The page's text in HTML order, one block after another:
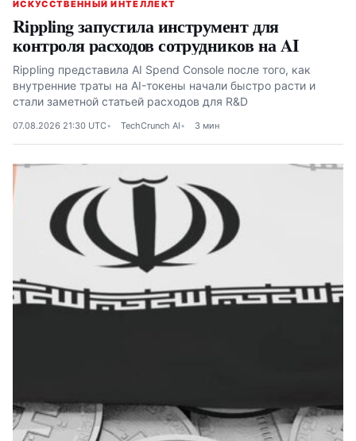
ИСКУССТВЕННЫЙ ИНТЕЛЛЕКТ
Rippling запустила инструмент для
контроля расходов сотрудников на AI
Rippling представила AI Spend Console после того, как
внутренние траты на AI-токены начали быстро расти и
стали заметной статьей расходов для R&D
07.08.2026 21:30 UTC TechCrunch AI 3 мин